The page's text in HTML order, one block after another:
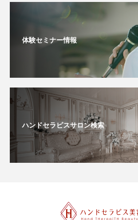
体験セミナー情報
ハンドセラピスサロン検索